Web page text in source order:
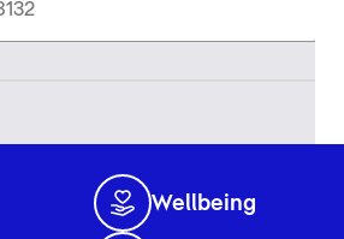
Wellbeing